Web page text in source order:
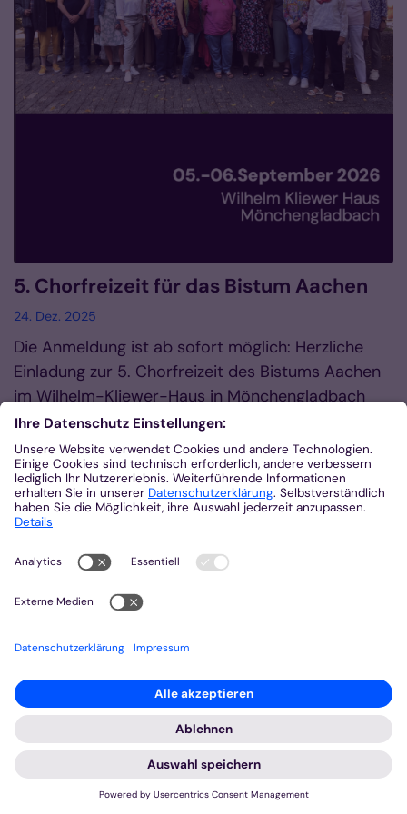
5. Chorfreizeit für das Bistum Aachen
24. Dez. 2025
Die Anmeldung ist ab sofort möglich: Herzliche
Einladung zur 5. Chorfreizeit des Bistums Aachen
im Wilhelm-Kliewer-Haus in Mönchengladbach
vom 05.-06. September 2026
Mehr